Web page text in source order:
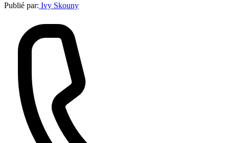
Publié par: Ivy Skouny